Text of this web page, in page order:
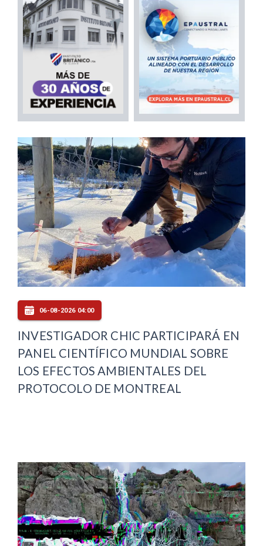
06-08-2026 04:00
INVESTIGADOR CHIC PARTICIPARÁ EN
PANEL CIENTÍFICO MUNDIAL SOBRE
LOS EFECTOS AMBIENTALES DEL
PROTOCOLO DE MONTREAL